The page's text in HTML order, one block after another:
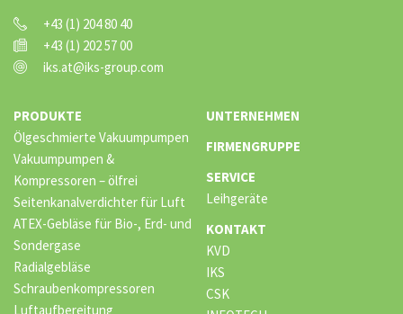
+43 (1) 204 80 40
+43 (1) 202 57 00
iks.at@iks-group.com
PRODUKTE
Ölgeschmierte Vakuumpumpen
Vakuumpumpen &
Kompressoren – ölfrei
Seitenkanalverdichter für Luft
ATEX-Gebläse für Bio-, Erd- und
Sondergase
Radialgebläse
Schraubenkompressoren
Luftaufbereitung
UNTERNEHMEN
FIRMENGRUPPE
SERVICE
Leihgeräte
KONTAKT
KVD
IKS
CSK